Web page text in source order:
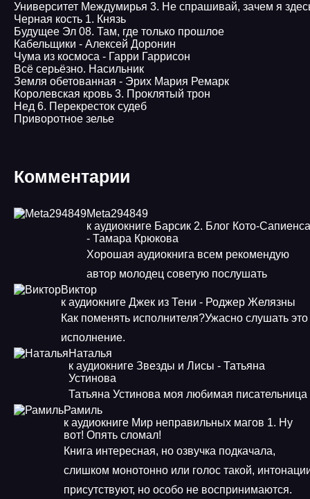
Университет Междумирья 3. Не спрашивай, зачем я
Черная кость 1. Князь
Будущее Эл 08. Там, где только прошлое
Кабельщики - Алексей Доронин
Чума из космоса - Гарри Гаррисон
Всё серьёзно. Насильник
Земля обетованная - Эрих Мария Ремарк
Королевская кровь 3. Проклятый трон
Нед 6. Перекресток судеб
Приворотное зелье
Комментарии
Meta294849
к аудиокниге Барсик 2. Блог Кото-Сапиенса
- Тамара Крюкова
Хорошая аудиокнига всем рекомендую
автор молодец советую послушать
Виктор
к аудиокниге Джек из Тени - Роджер Желязны
Как поменять исполнителя?Ужасно слушать это
исполнение.
Наталья
к аудиокниге Звезды и Лисы - Татьяна
Устинова
Татьяна Устинова моя любимая писательница
Рамиль
к аудиокниге Мир неправильных магов 1. Ну
вот! Опять сломал!
Книга интересная, но озвучка подкачала,
слишком монотонно или голос такой,
присутствуют, но особо не воспринимаются.